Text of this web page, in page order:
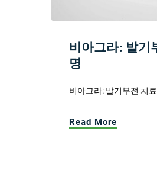
비아그라: 발기
명
비아그라: 발기부전 치
Read More